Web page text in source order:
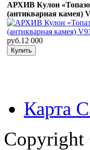
АРХИВ Кулон
(антикварная камея)
руб.12 000
Карта
Copyright